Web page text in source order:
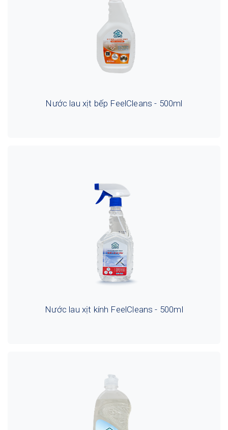
Nước lau xịt bếp FeelCleans - 500ml
Nước lau xịt kính FeelCleans - 500ml